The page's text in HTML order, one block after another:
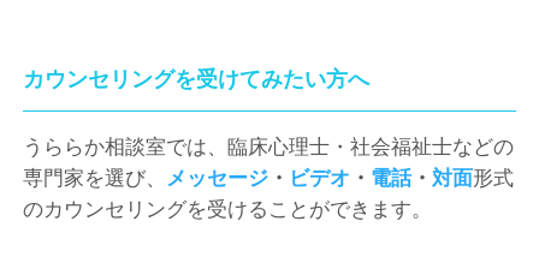
カウンセリングを受けてみたい方へ
うららか相談室では、臨床心理士・社会福祉士などの
専門家を選び、
メッセージ ・ ビデオ ・ 電話・対面形式
のカウンセリングを受けることができます。